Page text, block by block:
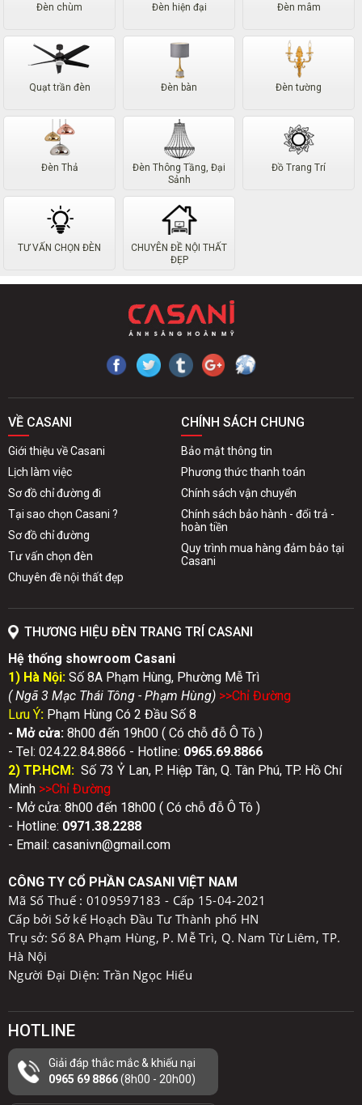
Đèn chùm Đèn hiện đại Đèn mâm
Quạt trần đèn Đèn bàn Đèn tường
Đèn Thả
Đèn Thông Tầng, Đại
Sảnh
Đồ Trang Trí
TƯ VẤN CHỌN ĐÈN
CHUYÊN ĐỀ NỘI THẤT
ĐẸP
VỀ CASANI
Giới thiệu về Casani
Lịch làm việc
Sơ đồ chỉ đường đi
Tại sao chọn Casani ?
Sơ đồ chỉ đường
Tư vấn chọn đèn
Chuyên đề nội thất đẹp
CHÍNH SÁCH CHUNG
Bảo mật thông tin
Phương thức thanh toán
Chính sách vận chuyển
Chính sách bảo hành - đổi trả -
hoàn tiền
Quy trình mua hàng đảm bảo tại
Casani
THƯƠNG HIỆU ĐÈN TRANG TRÍ CASANI
Hệ thống showroom Casani
1) Hà Nội: Số 8A Phạm Hùng, Phường Mễ Trì
( Ngã 3 Mạc Thái Tông - Phạm Hùng) >>Chỉ Đường
Lưu Ý: Phạm Hùng Có 2 Đầu Số 8
- Mở cửa: 8h00 đến 19h00 ( Có chỗ đỗ Ô Tô )
- Tel: 024.22.84.8866 - Hotline: 0965.69.8866
2) TP.HCM: Số 73 Ỷ Lan, P. Hiệp Tân, Q. Tân Phú, TP. Hồ Chí
Minh >>Chỉ Đường
- Mở cửa: 8h00 đến 18h00 ( Có chỗ đỗ Ô Tô )
- Hotline: 0971.38.2288
- Email: casanivn@gmail.com
CÔNG TY CỔ PHẦN CASANI VIỆT NAM
Mã Số Thuế : 0109597183 - Cấp 15-04-2021
Cấp bởi Sở kế Hoạch Đầu Tư Thành phố HN
Trụ sở: Số 8A Phạm Hùng, P. Mễ Trì, Q. Nam Từ Liêm, TP.
Hà Nội
Người Đại Diện: Trần Ngọc Hiếu
HOTLINE
Giải đáp thắc mắc & khiếu nại
0965 69 8866(8h00 - 20h00)